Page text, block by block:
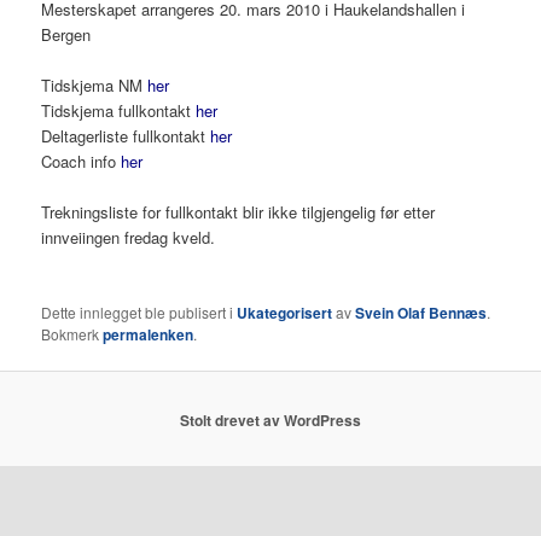
Mesterskapet arrangeres 20. mars 2010 i Haukelandshallen i
Bergen
Tidskjema NM her
Tidskjema fullkontakt her
Deltagerliste fullkontakt her
Coach info her
Trekningsliste for fullkontakt blir ikke tilgjengelig før etter
innveiingen fredag kveld.
Dette innlegget ble publisert i UkategorisertavSvein Olaf Bennæs.
Bokmerkpermalenken.
Stolt drevet av WordPress